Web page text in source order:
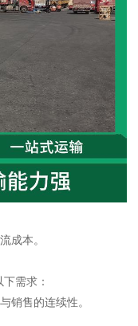
成本。
需求：
销售的连续性。